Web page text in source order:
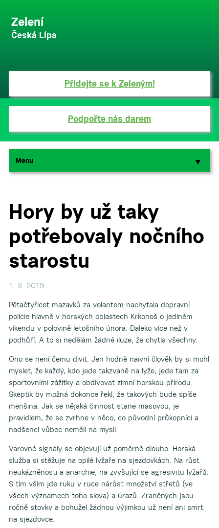
Zelení
Česká Lípa
Přidejte se k Zeleným!
Podpořte nás darem
Menu ▼
▼
Hory by už taky
potřebovaly nočního
starostu
1. 3. 2019
Pětačtyřicet mazavků za volantem nachytala dopravní
policie hlavně v horských oblastech Krkonoš o jediném
víkendu v polovině letošního února. Daleko více než v
podhůří. A to si nedělám žádné iluze, že chytla všechny.
Ono se není čemu divit. Jen hodně naivní člověk by si mohl
myslet, že každý, kdo jede takzvaně na lyže, jede tam za
sportovními zážitky a obdivovat zimní horskou přírodu.
Skeptik by možná dokonce řekl, že takových bude spíše
menšina. Jak se nějaká činnost stane masovou, je
pravidlem, že se zvrhne v něco, co původní průkopníci a
nadšenci vůbec neměli na mysli.
Varovné signály se objevují už poměrně dlouho. Horská
služba si stěžuje na opilé lyžaře na sjezdovkách. Na růst
neukázněnosti a anarchie, na zvyšující se agresivitu lyžařů.
S tím vším jde ruku v ruce nárůst množství střetů (ve
všech významech toho slova) a úrazů. Zraněných jsou
ročně stovky a bohužel žádnou výjimkou už není ani smrt
na sjezdovce.